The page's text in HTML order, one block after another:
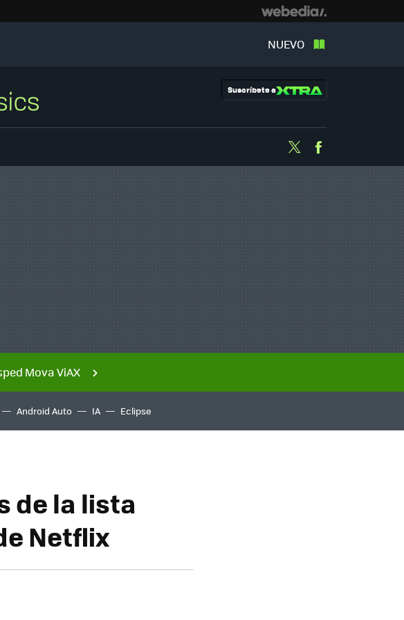
NUEVO
Suscríbete a
Twitter
Mova ViAX
Android Auto IA Eclipse
de la lista
Netflix